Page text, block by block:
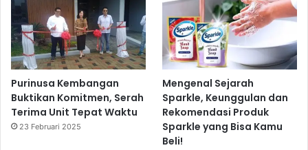
Purinusa Kembangan
Buktikan Komitmen, Serah
Terima Unit Tepat Waktu
23 Februari 2025
Mengenal Sejarah
Sparkle, Keunggulan dan
Rekomendasi Produk
Sparkle yang Bisa Kamu
Beli!